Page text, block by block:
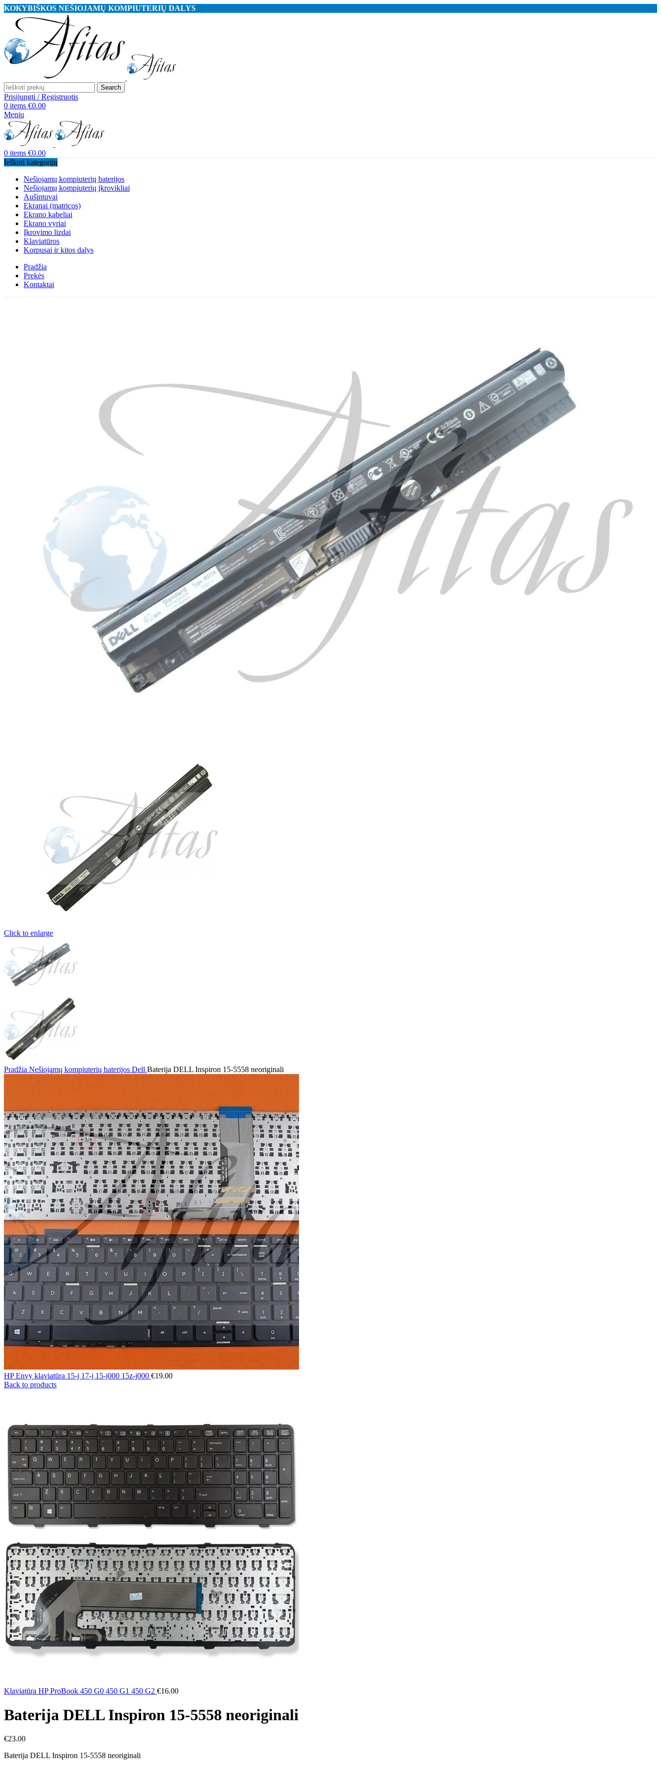
KOKYBIŠKOS NEŠIOJAMŲ KOMPIUTERIŲ DALYS
Search
Prisijungti / Registruotis
0 items €0.00
Meniu
0 items €0.00
Ieškoti kategorijų
Nešiojamų kompiuterių baterijos
Nešiojamų kompiuterių įkrovikliai
Aušintuvai
Ekranai (matricos)
Ekrano kabeliai
Ekrano vyriai
Įkrovimo lizdai
Klaviatūros
Korpusai ir kitos dalys
Pradžia
Prekės
Kontaktai
Click to enlarge
Pradžia Nešiojamų kompiuterių baterijos Dell Baterija DELL Inspiron 15-5558 neoriginali
HP Envy klaviatūra 15-j 17-j 15-j000 15z-j000 €19.00
Back to products
Klaviatūra HP ProBook 450 G0 450 G1 450 G2 €16.00
Baterija DELL Inspiron 15-5558 neoriginali
€23.00
Baterija DELL Inspiron 15-5558 neoriginali